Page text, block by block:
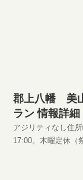
郡上八幡 美
ラン 情報詳細
アジリティなし住
17:00。木曜定休（